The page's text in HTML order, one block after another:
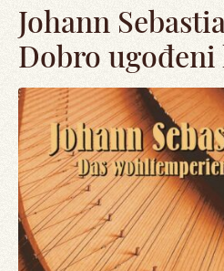
Johann
Dobro